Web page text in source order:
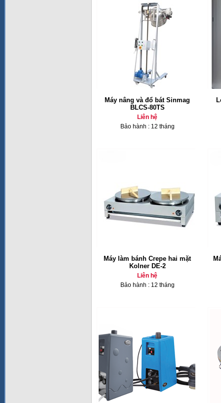
Máy nâng và đổ bát Sinmag
BLCS-80TS
Liên hệ
Bảo hành : 12 tháng
Máy làm bánh Crepe hai mặt
Kolner DE-2
Liên hệ
Bảo hành : 12 tháng